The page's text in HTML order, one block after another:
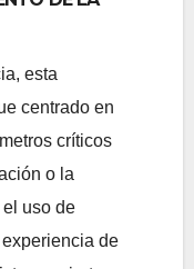
esta
centrado en
críticos
o la
uso de
de